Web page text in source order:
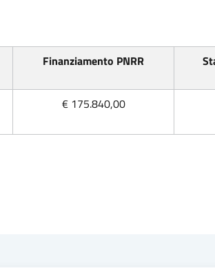
Finanziamento PNRR
€ 175.840,00